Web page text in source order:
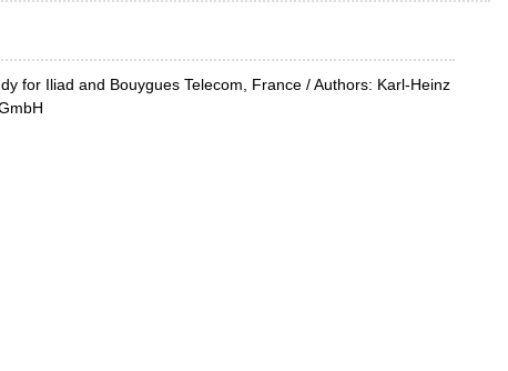
for Iliad and Bouygues Telecom, France / Authors: Karl-Heinz